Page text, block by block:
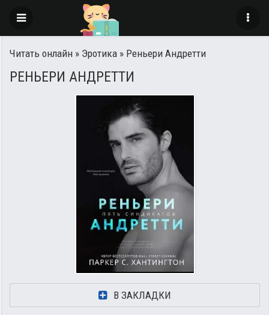
Читать онлайн » Эротика » Реньери Андретти
РЕНЬЕРИ АНДРЕТТИ
В ЗАКЛАДКИ